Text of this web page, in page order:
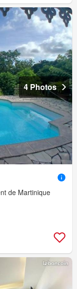
4 Photos
de Martinique